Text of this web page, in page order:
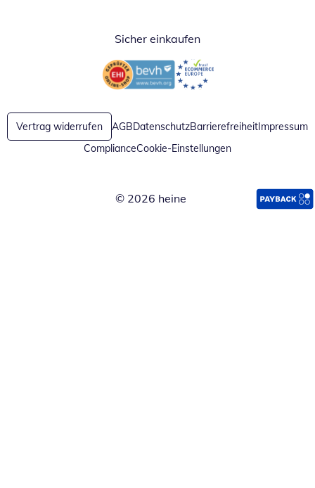
Sicher einkaufen
Öffnet in neuem FensterÖffnet in neuem Fenster
Vertrag widerrufen AGBDatenschutzBarrierefreiheitImpressum
ComplianceCookie-Einstellungen
© 2026 heine